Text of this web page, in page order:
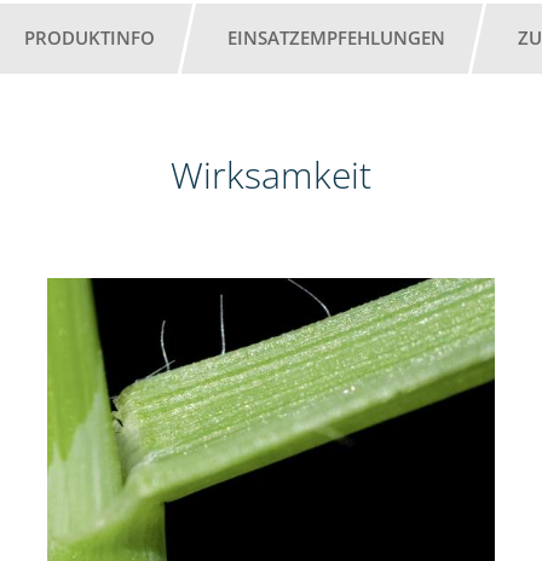
PRODUKTINFO EINSATZEMPFEHLUNGEN
Wirksamkeit